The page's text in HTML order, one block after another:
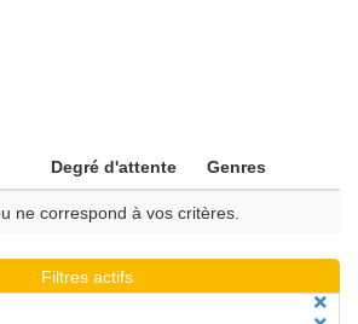
Degré d'attente Genres
ne correspond à vos critères.
Filtres actifs